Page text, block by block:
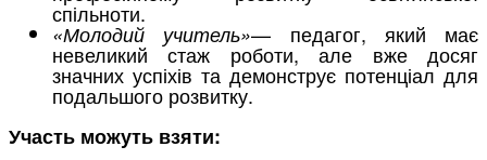
спільноти.
«Молодий учитель»— педагог, який має
невеликий стаж роботи, але вже досяг
значних успіхів та демонструє потенціал для
подальшого розвитку.
Участь можуть взяти: